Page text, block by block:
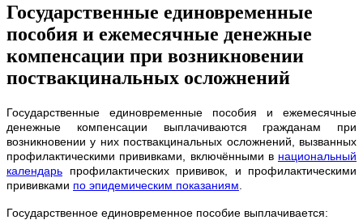
Государственные единовременные
пособия и ежемесячные денежные
компенсации при возникновении
поствакцинальных осложнений
Государственные единовременные пособия и ежемесячные
денежные компенсации выплачиваются гражданам при
возникновении у них поствакцинальных осложнений, вызванных
профилактическими прививками, включёнными в национальный
календарь профилактических прививок, и профилактическими
прививками по эпидемическим показаниям
Государственное единовременное пособие выплачивается: